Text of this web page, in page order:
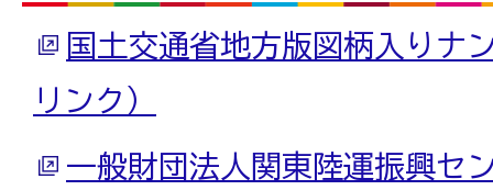
国土交通省地方版図柄入りナ
リンク）
一般財団法人関東陸運振興セ